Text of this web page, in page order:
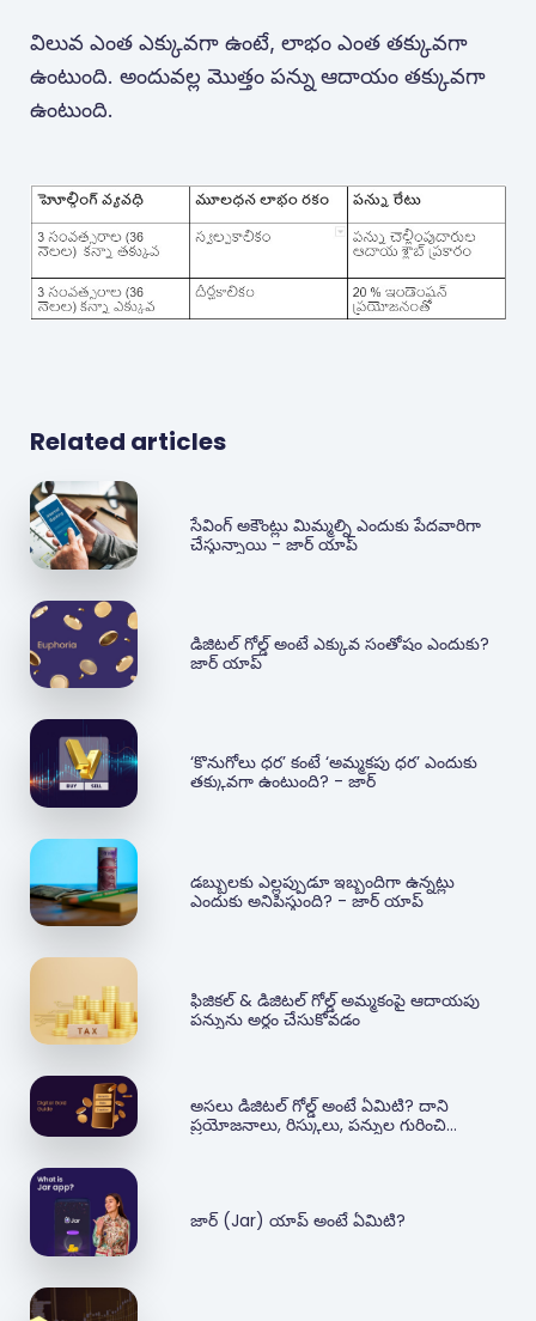
విలువ ఎంత ఎక్కువగా ఉంటే, లాభం ఎంత తక్కువగా
ఉంటుంది. అందువల్ల మొత్తం పన్ను ఆదాయం తక్కువగా
ఉంటుంది.
Related articles
సేవింగ్ అకౌంట్లు మిమ్మల్ని ఎందుకు పేదవారిగా
చేస్తున్నాయి - జార్ యాప్
డిజిటల్ గోల్డ్ అంటే ఎక్కువ సంతోషం ఎందుకు?
జార్ యాప్
‘కొనుగోలు ధర’ కంటే ‘అమ్మకపు ధర’ ఎందుకు
తక్కువగా ఉంటుంది? - జార్
డబ్బులకు ఎల్లప్పుడూ ఇబ్బందిగా ఉన్నట్లు
ఎందుకు అనిపిస్తుంది? - జార్ యాప్
ఫిజికల్ & డిజిటల్ గోల్డ్ అమ్మకంపై ఆదాయపు
పన్నును అర్థం చేసుకోవడం
అసలు డిజిటల్ గోల్డ్ అంటే ఏమిటి? దాని
ప్రయోజనాలు, రిస్కులు, పన్నుల గురించి
జార్ (Jar) యాప్ అంటే ఏమిటి?